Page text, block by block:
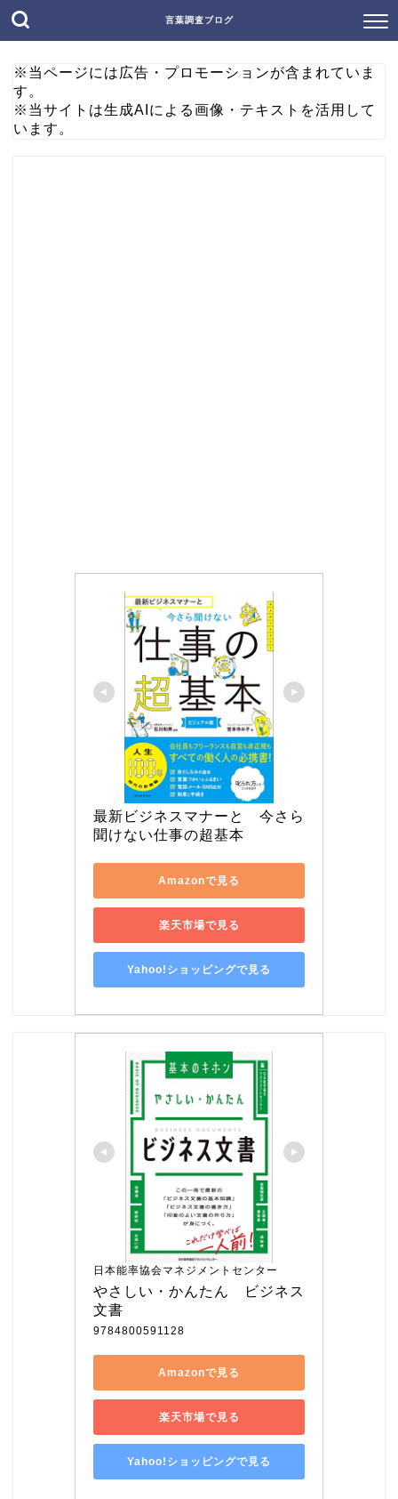
言葉調査ブログ
※当ページには広告・プロモーションが含まれていま
す。
※当サイトは生成AIによる画像・テキストを活用して
います。
最新ビジネスマナーと　今さら
聞けない仕事の超基本
Amazonで見る
楽天市場で見る
Yahoo!ショッピングで見る
日本能率協会マネジメントセンター
やさしい・かんたん　ビジネス
文書
9784800591128
Amazonで見る
楽天市場で見る
Yahoo!ショッピングで見る